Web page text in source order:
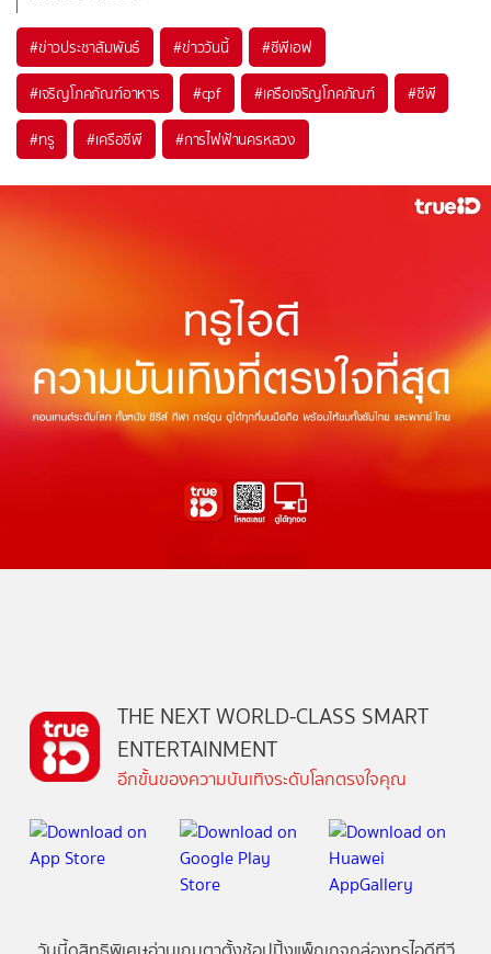
#ข่าวประชาสัมพันธ์ #ข่าววันนี้ #ซีพีเอฟ
#เจริญโภคภัณฑ์อาหาร #cpf #เครือเจริญโภคภัณฑ์ #ซีพี
#ทรู #เครือซีพี #การไฟฟ้านครหลวง
THE NEXT WORLD-CLASS SMART
ENTERTAINMENT
อีกขั้นของความบันเทิงระดับโลกตรงใจคุณ